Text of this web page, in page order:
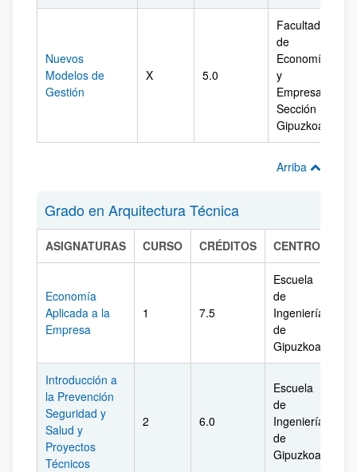
Nuevos
Modelos de
Gestión
X 5.0
Facultad
de
Economía
y
Empresa.
Sección
Gipuzkoa
Arriba
Grado en Arquitectura Técnica
ASIGNATURAS CURSO CRÉDITOS CENTRO
Economía
Aplicada a la
Empresa
1 7.5
Escuela
de
Ingeniería
de
Gipuzkoa
Introducción a
la Prevención
Seguridad y
Salud y
Proyectos
Técnicos
2 6.0
Escuela
de
Ingeniería
de
Gipuzkoa